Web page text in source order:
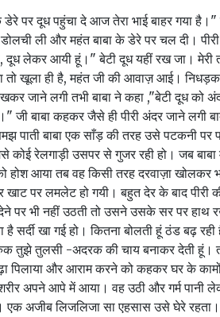
डेरे पर दूध पहुंचा दे आज तेरा भाई बाहर गया
ली और महंत बाबा के डेरे पर चल दी।
दूध लेकर आयी हूं।" बेटी दूध यहीं रख जा। मेरी
तो खूला ही है, महंत जी की आवाज़ आई। निधड़क
जाने लगी तभी बाबा ने कहा ,"बेटी दूध को
जी बाबा कहकर जैसे ही पीरी अंदर जाने लगी
पाती बाबा एक साँड़ की तरह उसे पटकनी पर
कोई रेलगाड़ी उसपर से गुजर रही हो। जब बाबा
होश आया तब वह किसी तरह दरवाज़ा खोलकर
पर लमलेट हो गयी। बहुत देर के बाद पीरी
पर भी नहीं उठती तो उसने उसके सर पर हाथ
सर्दी खा गई हो। कितना बोलती हूं ठंड बढ़
तुझे तुलसी -अदरक की चाय बनाकर देती हूं।
पिलाया और आराम करने को कहकर घर के
अपने आपे में आया। वह उठी और गर्म पानी
अजीब लिजलिजा सा एहसास उसे घेरे रहता।